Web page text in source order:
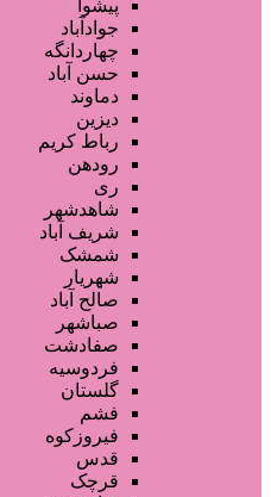
خدمات تناسب اندام و
خدمات پوست و زیبایی
خدمات ویژه و سیار
خدمات ناخن
خدمات مو
سایر خدمات
پیشوا
جوادآباد
چهاردانگه
حسن آباد
دماوند
دیزین
رباط کریم
رودهن
ری
شاهدشهر
شریف آباد
شمشک
شهریار
صالح آباد
صباشهر
صفادشت
فردوسیه
گلستان
فشم
فیروزکوه
قدس
قرچک